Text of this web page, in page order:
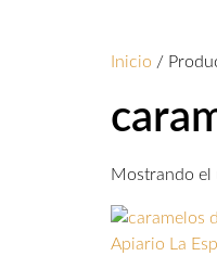
Inicio /
Mostrando el